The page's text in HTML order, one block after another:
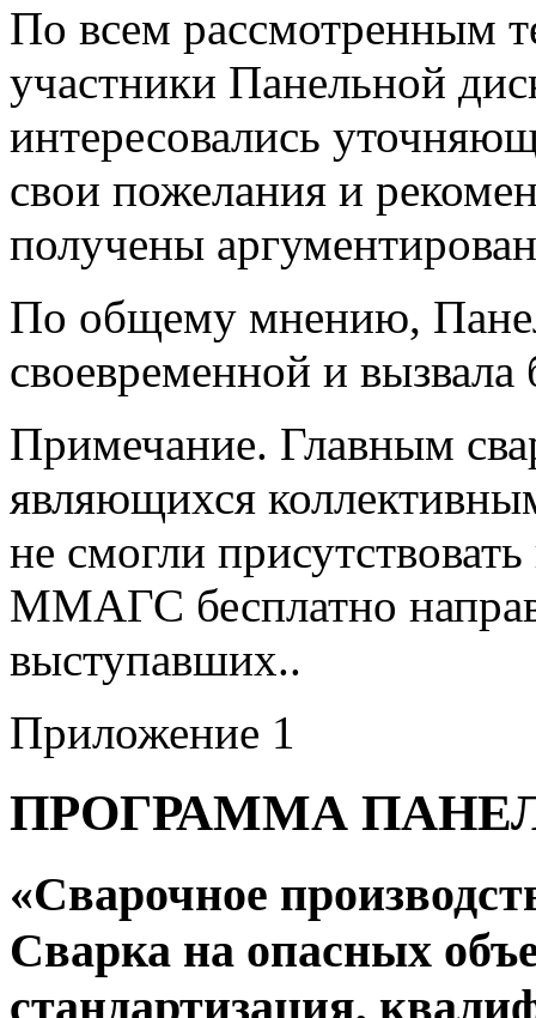
По всем рассмотренным
участники Панельной
интересовались
свои пожелания и
получены
По общему мнению,
своевременной и
Примечание. Главным
являющихся
не смогли
ММАГС бесплатно
выступавших..
Приложение 1
ПРОГРАММА
«Сварочное
Сварка на опасных
стандартизация,